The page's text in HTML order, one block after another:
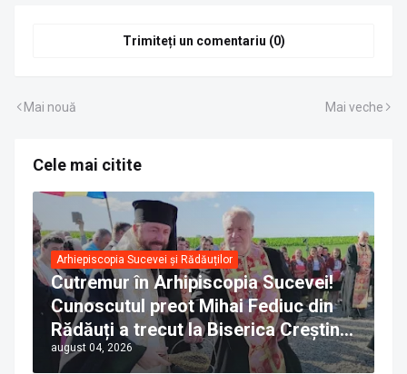
Trimiteți un comentariu (0)
Mai nouă Mai veche
Cele mai citite
Arhiepiscopia Sucevei și Rădăuților
Cutremur în Arhipiscopia Sucevei!
Cunoscutul preot Mihai Fediuc din
Rădăuți a trecut la Biserica Creștină
Ortodoxă Valahă. ÎPS Calinic anunță
august 04, 2026